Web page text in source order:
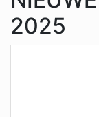
2025